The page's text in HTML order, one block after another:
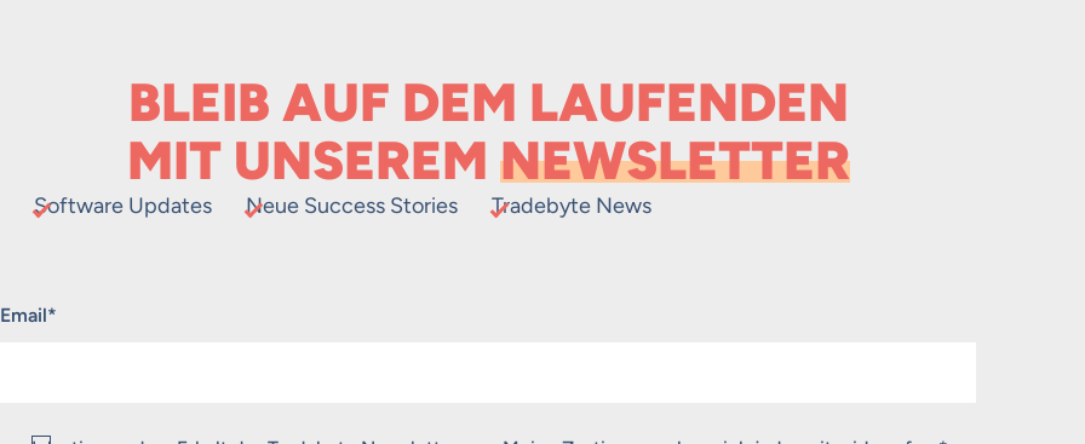
BLEIB AUF DEM LAUFENDEN
MIT UNSEREM NEWSLETTER
Software Updates Neue Success Stories Tradebyte News
„*“ zeigt erforderliche Felder an
Email*